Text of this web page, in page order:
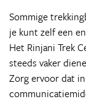
Sommige
je kunt zelf een
Het Rinjani Trek
steeds vaker
Zorg ervoor dat